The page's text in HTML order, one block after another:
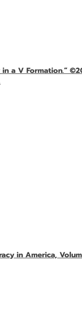
in a V Formation.”
in America,